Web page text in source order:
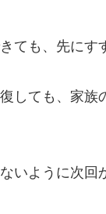
ても、先にす
しても、家
いように次回